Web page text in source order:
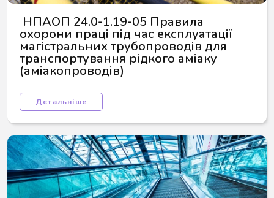
охорони праці під час експлуатації
магістральних трубопроводів для
транспортування рідкого аміаку
(аміакопроводів)
Детальніше